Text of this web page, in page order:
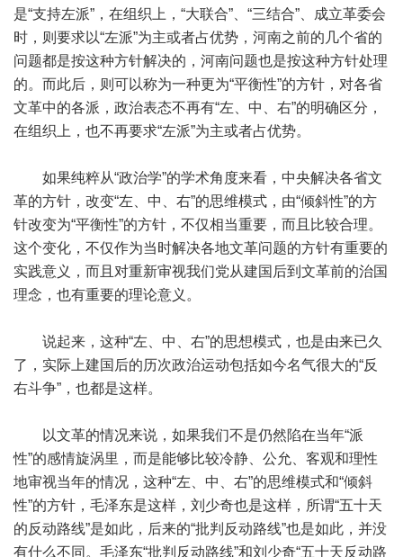
是“支持左派”，在组织上，“大联合”、“三结合”、成立革委会
时，则要求以“左派”为主或者占优势，河南之前的几个省的
问题都是按这种方针解决的，河南问题也是按这种方针处理
的。而此后，则可以称为一种更为“平衡性”的方针，对各省
文革中的各派，政治表态不再有“左、中、右”的明确区分，
在组织上，也不再要求“左派”为主或者占优势。
如果纯粹从“政治学”的学术角度来看，中央解决各省文
革的方针，改变“左、中、右”的思维模式，由“倾斜性”的方
针改变为“平衡性”的方针，不仅相当重要，而且比较合理。
这个变化，不仅作为当时解决各地文革问题的方针有重要的
实践意义，而且对重新审视我们党从建国后到文革前的治国
理念，也有重要的理论意义。
说起来，这种“左、中、右”的思想模式，也是由来已久
了，实际上建国后的历次政治运动包括如今名气很大的“反
右斗争”，也都是这样。
以文革的情况来说，如果我们不是仍然陷在当年“派
性”的感情旋涡里，而是能够比较冷静、公允、客观和理性
地审视当年的情况，这种“左、中、右”的思维模式和“倾斜
性”的方针，毛泽东是这样，刘少奇也是这样，所谓“五十天
的反动路线”是如此，后来的“批判反动路线”也是如此，并没
有什么不同。毛泽东“批判反动路线”和刘少奇“五十天反动路